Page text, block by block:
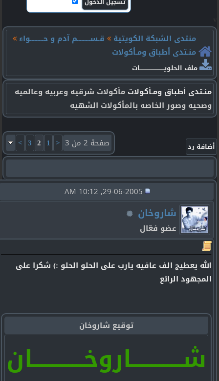
منتدى الشبكة الكويتية
قـســـــــــم آدم و حـــــــــواء
منـتدى أطباق ومـأكولات
ملف الحلويـــــــــــــــــــــــــات
منـتدى أطباق ومـأكولاتمأكولات شرقيه وعربيه وعالميه
وصحيه وصور الخاصه بالمأكولات الشهيه
صفحة 2 من 3
29-06-2005, 10:12 AM
شاروخان
عضو فعّال
الله يعطيج الف عافيه يارب على الحلو الحلو :) شكرا على
المجهود الرائع
توقيع شاروخان
شـــــــــــــاروخـــــــــــــان